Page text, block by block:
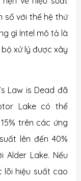
số với thế hệ thứ
gì Intel mô tả là
xử lý được xây
Law is Dead đã
Lake có thể
trên các ứng
lên đến 40%
Lake. Nếu
lõi hiệu suất cao